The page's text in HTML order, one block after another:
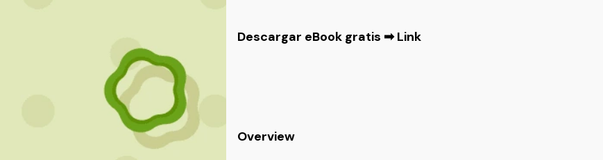
Descargar eBook gratis ➡Link
Overview